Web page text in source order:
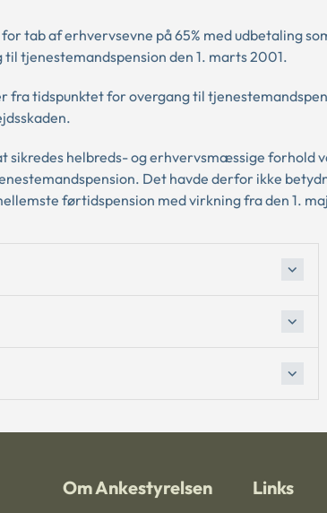
tab af erhvervsevne på 65% med udbetaling
tjenestemandspension den 1. marts 2001.
fra tidspunktet for overgang til
sikredes helbreds- og erhvervsmæssige forhold
Det havde derfor ikke
førtidspension med virkning fra den 1.
Om Ankestyrelsen Links